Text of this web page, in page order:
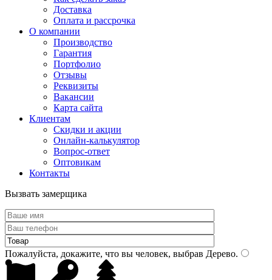
Доставка
Оплата и рассрочка
О компании
Производство
Гарантия
Портфолио
Отзывы
Реквизиты
Вакансии
Карта сайта
Клиентам
Скидки и акции
Онлайн-калькулятор
Вопрос-ответ
Оптовикам
Контакты
Вызвать замерщика
Пожалуйста, докажите, что вы человек, выбрав Дерево.